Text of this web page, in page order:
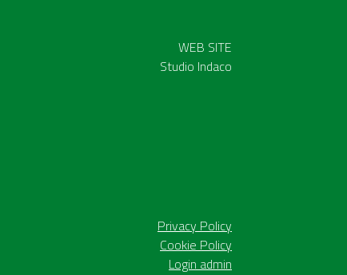
WEB SITE
Studio Indaco
Privacy Policy
Cookie Policy
Login admin